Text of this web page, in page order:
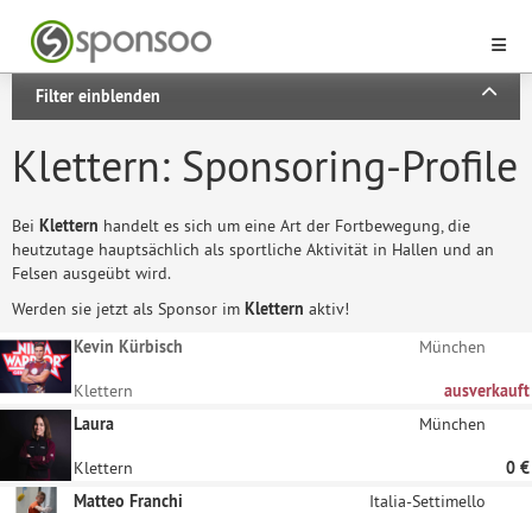
Filter einblenden
Klettern: Sponsoring-Profile
Bei Klettern handelt es sich um eine Art der Fortbewegung, die
heutzutage hauptsächlich als sportliche Aktivität in Hallen und an
Felsen ausgeübt wird.
Werden sie jetzt als Sponsor im Klettern aktiv!
Kevin Kürbisch
München
Klettern
ausverkauft
Laura
München
Klettern
0 €
Matteo Franchi
Italia-Settimello